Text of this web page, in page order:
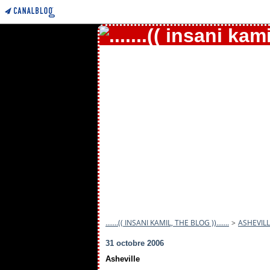
.......(( INSANI KAMIL, THE BLOG ))....... >
31 octobre 2006
Asheville